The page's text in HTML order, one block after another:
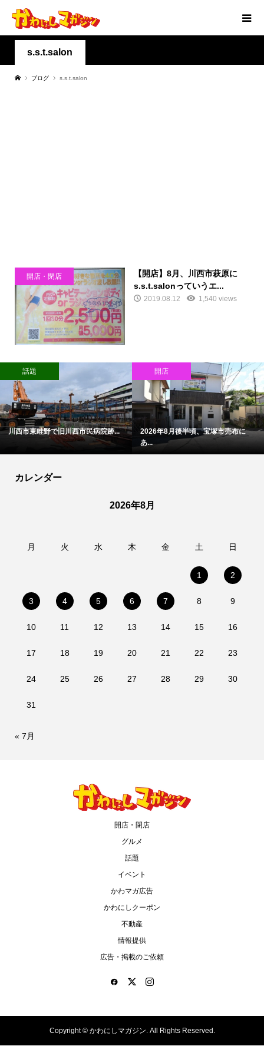
s.s.t.salon
ブログ s.s.t.salon
開店・閉店
【開店】8月、川西市萩原に
s.s.t.salonっていうエ...
2019.08.12 1,540 views
話題
川西市東畦野で旧川西市民病院跡...
開店
2026年8月後半頃、宝塚市売布に
あ...
カレンダー
2026年8月
月 火 水 木 金 土 日
1 2
3 4 5 6 7 8 9
10 11 12 13 14 15 16
17 18 19 20 21 22 23
24 25 26 27 28 29 30
31
« 7月
開店・閉店
グルメ
話題
イベント
かわマガ広告
かわにしクーポン
不動産
情報提供
広告・掲載のご依頼
Copyright ©かわにしマガジン. All Rights Reserved.